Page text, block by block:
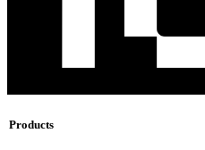
Products